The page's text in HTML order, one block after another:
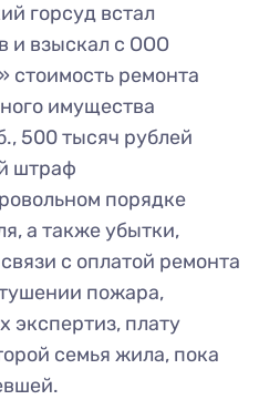
горсуд встал
и взыскал с ООО
ремонта
имущества
500 тысяч рублей
штраф
порядке
а также убытки,
с оплатой ремонта
пожара,
экспертиз, плату
семья жила, пока